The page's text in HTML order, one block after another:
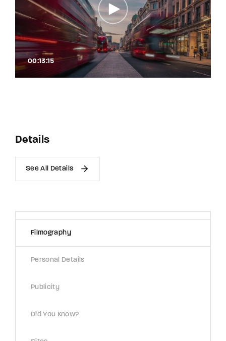
00:13:15
Details
See All Details
Filmography
Personal Details
Publicity
Did You Know?